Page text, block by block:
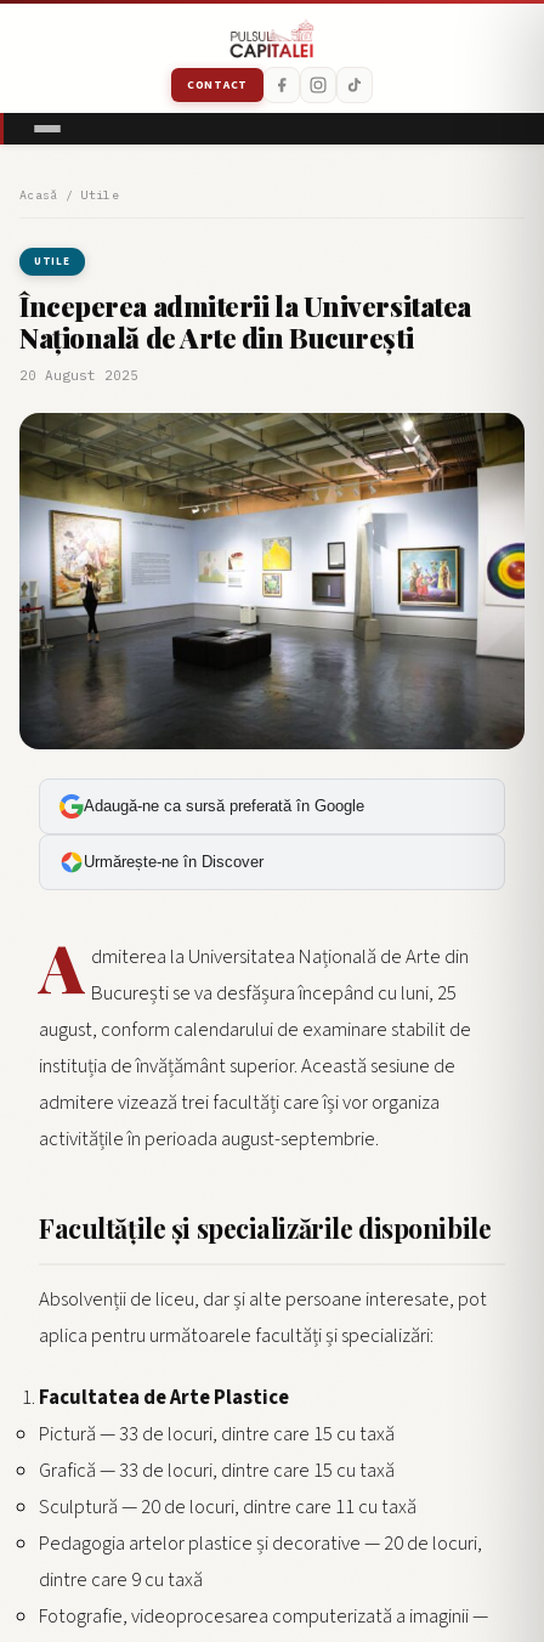
CONTACT
Acasă / Utile
UTILE
Începerea admiterii la Universitatea
Națională de Arte din București
20 August 2025
Adaugă-ne ca sursă preferată în Google
Urmărește-ne în Discover
A dmiterea la Universitatea Națională de Arte din
București se va desfășura începând cu luni, 25
august, conform calendarului de examinare stabilit de
instituția de învățământ superior. Această sesiune de
admitere vizează trei facultăți care își vor organiza
activitățile în perioada august-septembrie.
Facultățile și specializările disponibile
Absolvenții de liceu, dar și alte persoane interesate, pot
aplica pentru următoarele facultăți și specializări:
Facultatea de Arte Plastice
Pictură — 33 de locuri, dintre care 15 cu taxă
Grafică — 33 de locuri, dintre care 15 cu taxă
Sculptură — 20 de locuri, dintre care 11 cu taxă
Pedagogia artelor plastice și decorative — 20 de locuri,
dintre care 9 cu taxă
Fotografie, videoprocesarea computerizată a imaginii —